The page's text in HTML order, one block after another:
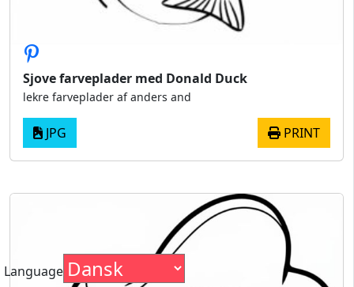
Sjove farveplader med Donald Duck
lekre farveplader af anders and
JPG PRINT
Language